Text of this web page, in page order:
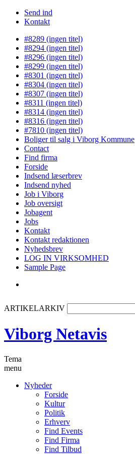
Send ind
Kontakt
#8289 (ingen titel)
#8294 (ingen titel)
#8296 (ingen titel)
#8299 (ingen titel)
#8301 (ingen titel)
#8304 (ingen titel)
#8307 (ingen titel)
#8311 (ingen titel)
#8314 (ingen titel)
#8316 (ingen titel)
#7810 (ingen titel)
Boliger til salg i Viborg Kommune
Contact
Find firma
Forside
Indsend læserbrev
Indsend nyhed
Job i Viborg
Job oversigt
Jobagent
Jobs
Kontakt
Kontakt redaktionen
Nyhedsbrev
LOG IN VIRKSOMHED
Sample Page
ARTIKELARKIV
Viborg Netavis
Tema
menu
Nyheder
Forside
Kultur
Politik
Erhverv
Find Events
Find Firma
Find Tilbud